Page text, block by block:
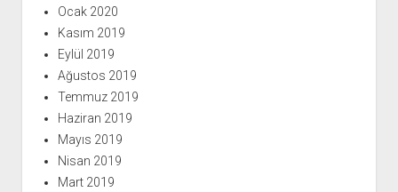
Ocak 2020
Kasım 2019
Eylül 2019
Ağustos 2019
Temmuz 2019
Haziran 2019
Mayıs 2019
Nisan 2019
Mart 2019